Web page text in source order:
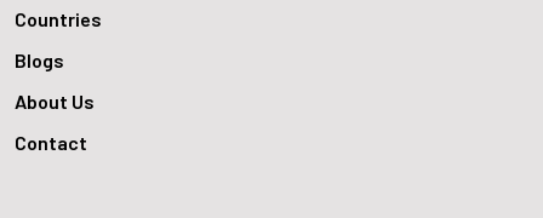
Countries
Blogs
About Us
Contact